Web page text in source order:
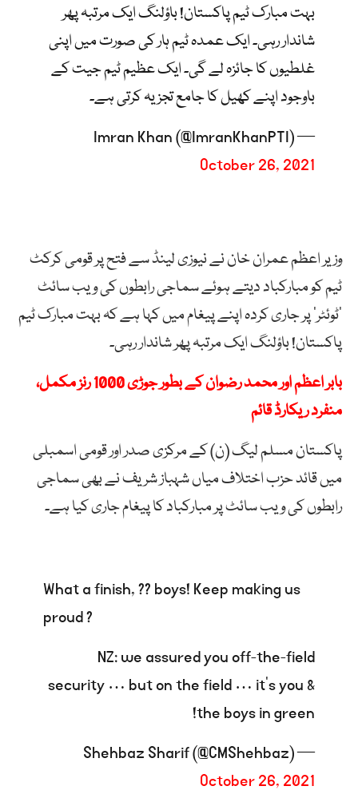
بہت مبارک ٹیم پاکستان! باؤلنگ ایک مرتبہ پھر
شاندار رہی۔ ایک عمدہ ٹیم ہار کی صورت میں اپنی
غلطیوں کا جائزہ لے گی۔ ایک عظیم ٹیم جیت کے
باوجود اپنے کھیل کا جامع تجزیہ کرتی ہے۔
— Imran Khan (@ImranKhanPTI)
October 26, 2021
وزیر اعظم عمران خان نے نیوزی لینڈ سے فتح پر قومی کرکٹ
ٹیم کو مبارکباد دیتے ہوئے سماجی رابطوں کی ویب سائٹ
’ٹوئٹر‘ پر جاری کردہ اپنے پیغام میں کہا ہے کہ بہت مبارک ٹیم
پاکستان! باؤلنگ ایک مرتبہ پھر شاندار رہی۔
بابر اعظم اور محمد رضوان کے بطور جوڑی 1000 رنز مکمل،
منفرد ریکارڈ قائم
پاکستان مسلم لیگ (ن) کے مرکزی صدر اور قومی اسمبلی
میں قائد حزب اختلاف میاں شہباز شریف نے بھی سماجی
رابطوں کی ویب سائٹ پر مبارکباد کا پیغام جاری کیا ہے۔
What a finish, ?? boys! Keep making us
proud ?
NZ: we assured you off-the-field
security … but on the field … it’s you &
the boys in green!
— Shehbaz Sharif (@CMShehbaz)
October 26, 2021